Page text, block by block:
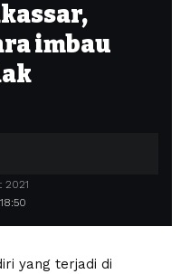
imbau
2021
yang terjadi di